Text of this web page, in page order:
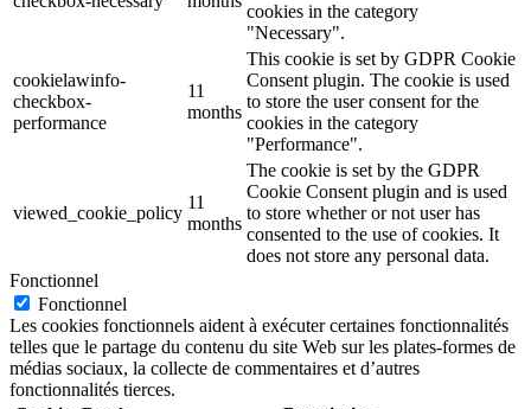
cookies in the category
"Necessary".
cookielawinfo-
checkbox-
performance
11
months
This cookie is set by GDPR Cookie
Consent plugin. The cookie is used
to store the user consent for the
cookies in the category
"Performance".
viewed_cookie_policy
11
months
The cookie is set by the GDPR
Cookie Consent plugin and is used
to store whether or not user has
consented to the use of cookies. It
does not store any personal data.
Fonctionnel
Fonctionnel
Les cookies fonctionnels aident à exécuter certaines fonctionnalités
telles que le partage du contenu du site Web sur les plates-formes de
médias sociaux, la collecte de commentaires et d’autres
fonctionnalités tierces.